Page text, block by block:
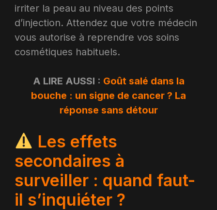
irriter la peau au niveau des points
d’injection. Attendez que votre médecin
vous autorise à reprendre vos soins
cosmétiques habituels.
A LIRE AUSSI : Goût salé dans la
bouche : un signe de cancer ? La
réponse sans détour
Les effets
secondaires à
surveiller : quand faut-
il s’inquiéter ?